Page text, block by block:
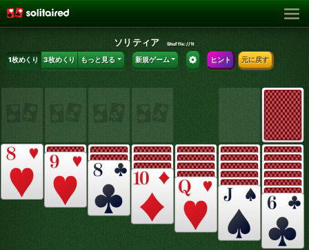
ソリティア Shuffle://1t
1枚めくり 3枚めくり もっと見る 新規ゲーム ヒント 元に戻す